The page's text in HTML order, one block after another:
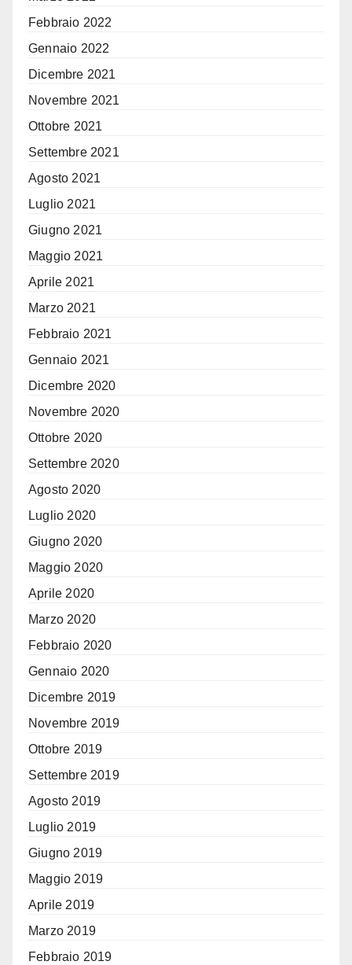
Febbraio 2022
Gennaio 2022
Dicembre 2021
Novembre 2021
Ottobre 2021
Settembre 2021
Agosto 2021
Luglio 2021
Giugno 2021
Maggio 2021
Aprile 2021
Marzo 2021
Febbraio 2021
Gennaio 2021
Dicembre 2020
Novembre 2020
Ottobre 2020
Settembre 2020
Agosto 2020
Luglio 2020
Giugno 2020
Maggio 2020
Aprile 2020
Marzo 2020
Febbraio 2020
Gennaio 2020
Dicembre 2019
Novembre 2019
Ottobre 2019
Settembre 2019
Agosto 2019
Luglio 2019
Giugno 2019
Maggio 2019
Aprile 2019
Marzo 2019
Febbraio 2019